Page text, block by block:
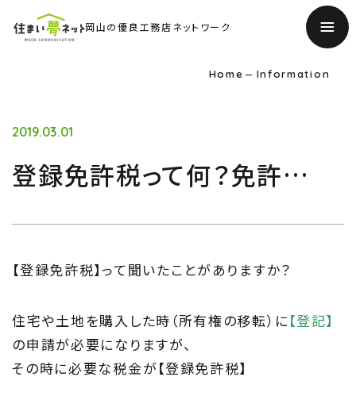
岡山の優良工務店ネットワーク
トップページ
About
Home Information
2019.03.01
登録免許税って何？免許…
【登録免許税】って聞いたことがありますか？
住宅や土地を購入した時（所有権の移転）に 【登記】
の申請が必要になりますが、
その時に必要な税金が【登録免許税】